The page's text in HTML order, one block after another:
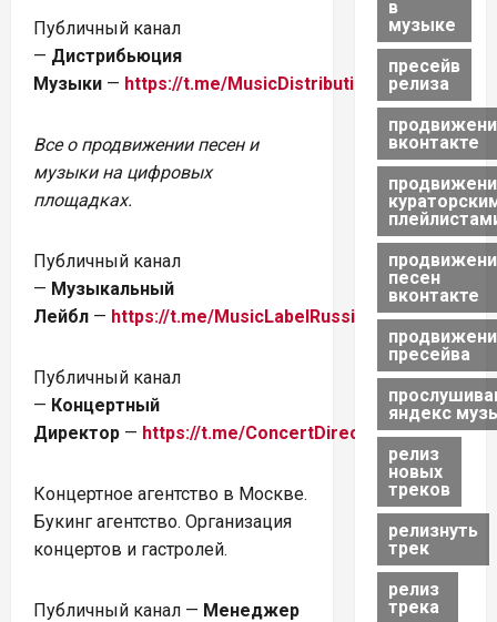
Публичный канал
— Дистрибьюция
Музыки — https://t.me/MusicDistributionRu
Все о продвижении песен и
музыки на цифровых
площадках.
Публичный канал
— Музыкальный
Лейбл — https://t.me/MusicLabelRussia
Публичный канал
— Концертный
Директор — https://t.me/ConcertDirectorMoscow
Концертное агентство в Москве.
Букинг агентство. Организация
концертов и гастролей.
Публичный канал — Менеджер
в
музыке
пресейв
релиза
вконтакте
песен
вконтакте
пресейва
яндекс
релиз
новых
треков
релизнуть
трек
релиз
трека